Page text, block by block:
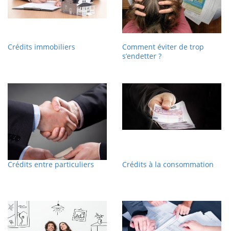
Crédits immobiliers
Comment éviter de trop
s’endetter ?
Crédits entre particuliers Crédits à la consommation